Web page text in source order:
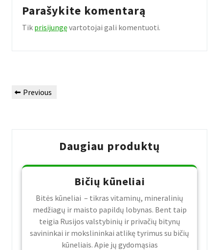
Parašykite komentarą
Tik prisijungęvartotojai gali komentuoti.
tarp
Previous
Previous
Daugiau produktų
Bičių kūneliai
Bitės kūneliai – tikras vitaminų, mineralinių
medžiagų ir maisto papildų lobynas. Bent taip
teigia Rusijos valstybinių ir privačių bitynų
savininkai ir mokslininkai atlikę tyrimus su bičių
kūneliais. Apie jų gydomąsias